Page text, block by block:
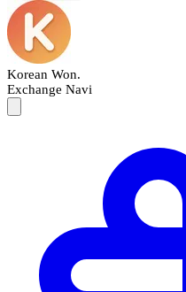
Korean Won.
Exchange Navi